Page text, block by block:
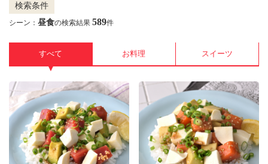
検索条件
シーン： 昼食の検索結果 589件
すべて
▼
お料理 スイーツ